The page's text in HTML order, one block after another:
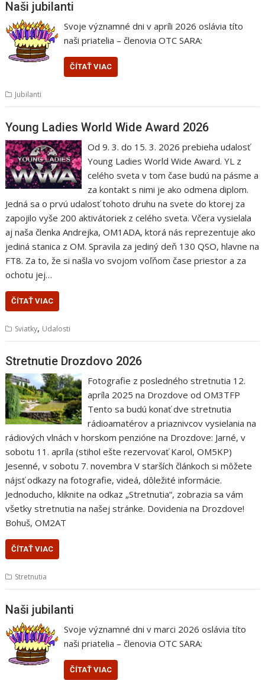
Naši jubilanti
Svoje významné dni v apríli 2026 oslávia títo
naši priatelia – členovia OTC SARA:
ČÍTAŤ VIAC
Jubilanti
Young Ladies World Wide Award 2026
Od 9. 3. do 15. 3. 2026 prebieha udalosť
Young Ladies World Wide Award. YL z
celého sveta v tom čase budú na pásme a
za kontakt s nimi je ako odmena diplom.
Jedná sa o prvú udalosť tohoto druhu na svete do ktorej za
zapojilo vyše 200 aktivátoriek z celého sveta. Včera vysielala
aj naša členka Andrejka, OM1ADA, ktorá nás reprezentuje ako
jediná stanica z OM. Spravila za jediný deň 130 QSO, hlavne na
FT8. Za to, že si našla vo svojom voľňom čase priestor a za
ochotu jej…
ČÍTAŤ VIAC
Sviatky, Udalosti
Stretnutie Drozdovo 2026
Fotografie z posledného stretnutia 12.
apríla 2025 na Drozdove od OM3TFP
Tento sa budú konať dve stretnutia
rádioamatérov a priaznivcov vysielania na
rádiových vlnách v horskom penzióne na Drozdove: Jarné, v
sobotu 11. apríla (stihol ešte rezervovať Karol, OM5KP)
Jesenné, v sobotu 7. novembra V starších článkoch si môžete
nájsť odkazy na fotografie, videá, dôležité informácie.
Jednoducho, kliknite na odkaz „Stretnutia“, zobrazia sa vám
všetky stretnutia na našej stránke. Dovidenia na Drozdove!
Bohuš, OM2AT
ČÍTAŤ VIAC
Stretnutia
Naši jubilanti
Svoje významné dni v marci 2026 oslávia títo
naši priatelia – členovia OTC SARA:
ČÍTAŤ VIAC